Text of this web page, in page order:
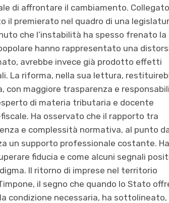
di affrontare il cambiamento.
il premierato nel quadro di una
che l’instabilità ha spesso frenato la
hanno rappresentato una
avrebbe invece già prodotto effetti
La riforma, nella sua lettura,
con maggiore trasparenza e
di materia tributaria e docente
Ha osservato che il rapporto tra
e complessità normativa, al punto
un supporto professionale costante. Ha
fiducia e come alcuni segnali
Il ritorno di imprese nel territorio
il segno che quando lo Stato
condizione necessaria, ha sottolineato,